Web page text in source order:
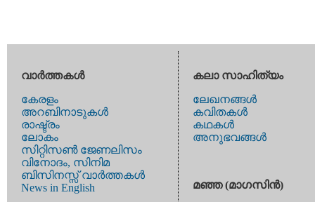
വാര്‍ത്തകള്‍
കേരളം
അറബിനാടുകള്‍
രാഷ്ട്രം
ലോകം
സിറ്റിസണ്‍ ജേണലിസം
വിനോദം, സിനിമ
ബിസിനസ്സ് വാര്‍ത്തകള്‍
News in English
കലാ സാഹിത്യം
ലേഖനങ്ങള്‍
കവിതകള്‍
കഥകള്‍
അനുഭവങ്ങള്‍
മഞ്ഞ (മാഗസിന്‍)